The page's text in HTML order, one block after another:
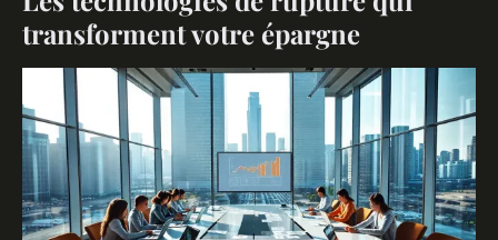
transforment votre épargne